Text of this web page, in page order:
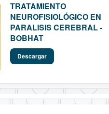
TRATAMIENTO
NEUROFISIOLÓGICO EN
PARALISIS CEREBRAL -
BOBHAT
Descargar